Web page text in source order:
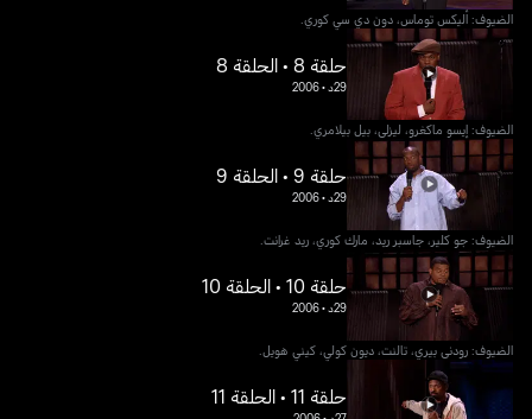
الضيوف: أليكس توماس، دون دي سي كوري.
حلقة 8 • الحلقة 8
29د •
2006
الضيوف: إيسو ماكغرو، ليزلي، بيل بيلامري.
حلقة 9 • الحلقة 9
29د •
2006
الضيوف: جو كلير، جاسبر ريد، مارك كوري، ريد غرانت.
حلقة 10 • الحلقة 10
29د •
2006
الضيوف: رودني بيري، تالنت، ديون كولي، كيني هويل.
حلقة 11 • الحلقة 11